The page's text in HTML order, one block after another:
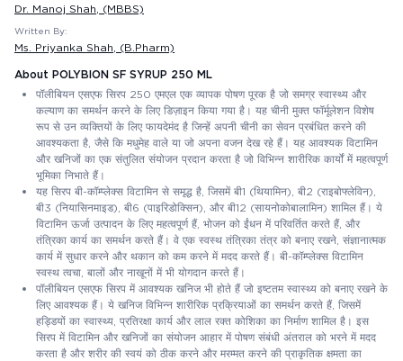
Dr. Manoj Shah , (MBBS)
Written By:
Ms. Priyanka Shah , (B.Pharm)
About POLYBION SF SYRUP 250 ML
पॉलीबियन एसएफ सिरप 250 एमएल एक व्यापक पोषण पूरक है जो समग्र स्वास्थ्य और
कल्याण का समर्थन करने के लिए डिज़ाइन किया गया है। यह चीनी मुक्त फॉर्मूलेशन विशेष
रूप से उन व्यक्तियों के लिए फायदेमंद है जिन्हें अपनी चीनी का सेवन प्रबंधित करने की
आवश्यकता है, जैसे कि मधुमेह वाले या जो अपना वजन देख रहे हैं। यह आवश्यक विटामिन
और खनिजों का एक संतुलित संयोजन प्रदान करता है जो विभिन्न शारीरिक कार्यों में महत्वपूर्ण
भूमिका निभाते हैं।
यह सिरप बी-कॉम्प्लेक्स विटामिन से समृद्ध है, जिसमें बी1 (थियामिन), बी2 (राइबोफ्लेविन),
बी3 (नियासिनमाइड), बी6 (पाइरिडोक्सिन), और बी12 (सायनोकोबालामिन) शामिल हैं। ये
विटामिन ऊर्जा उत्पादन के लिए महत्वपूर्ण हैं, भोजन को ईंधन में परिवर्तित करते हैं, और
तंत्रिका कार्य का समर्थन करते हैं। वे एक स्वस्थ तंत्रिका तंत्र को बनाए रखने, संज्ञानात्मक
कार्य में सुधार करने और थकान को कम करने में मदद करते हैं। बी-कॉम्प्लेक्स विटामिन
स्वस्थ त्वचा, बालों और नाखूनों में भी योगदान करते हैं।
पॉलीबियन एसएफ सिरप में आवश्यक खनिज भी होते हैं जो इष्टतम स्वास्थ्य को बनाए रखने के
लिए आवश्यक हैं। ये खनिज विभिन्न शारीरिक प्रक्रियाओं का समर्थन करते हैं, जिसमें
हड्डियों का स्वास्थ्य, प्रतिरक्षा कार्य और लाल रक्त कोशिका का निर्माण शामिल है। इस
सिरप में विटामिन और खनिजों का संयोजन आहार में पोषण संबंधी अंतराल को भरने में मदद
करता है और शरीर की स्वयं को ठीक करने और मरम्मत करने की प्राकृतिक क्षमता का